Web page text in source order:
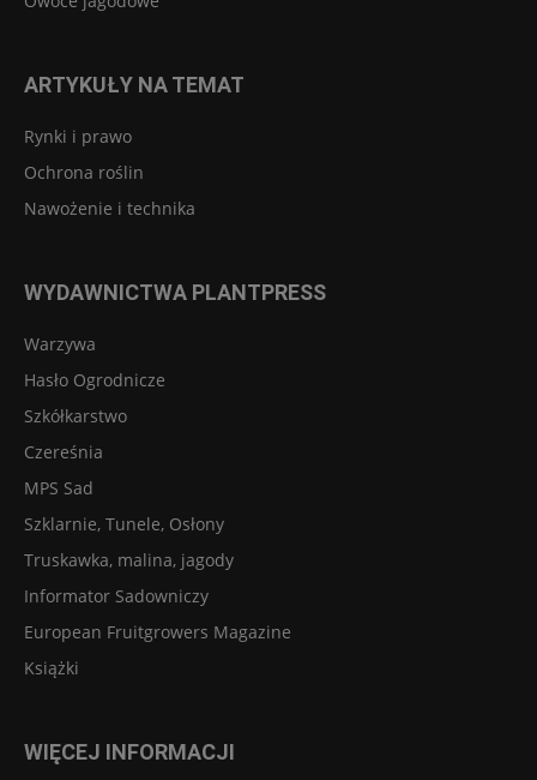
ARTYKUŁY NA TEMAT
Rynki i prawo
Ochrona roślin
Nawożenie i technika
WYDAWNICTWA PLANTPRESS
Warzywa
Hasło Ogrodnicze
Szkółkarstwo
Czereśnia
MPS Sad
Szklarnie, Tunele, Osłony
Truskawka, malina, jagody
Informator Sadowniczy
European Fruitgrowers Magazine
Książki
WIĘCEJ INFORMACJI